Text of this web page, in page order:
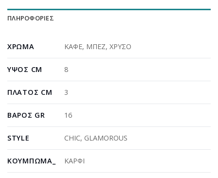
ΠΛΗΡΟΦΟΡΊΕΣ
ΧΡΏΜΑ ΚΑΦΕ, ΜΠΕΖ,ΧΡΥΣΟ
ΎΨΟΣ CM 8
ΠΛΆΤΟΣ CM 3
ΒΆΡΟΣ GR 16
STYLE CHIC, GLAMOROUS
ΚΟΎΜΠΩΜΑ_ ΚΑΡΦΙ